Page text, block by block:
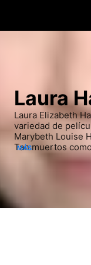
Laura
Laura Elizabeth
variedad de
Marybeth Louise
Tan muertos
actuación en
MÁS